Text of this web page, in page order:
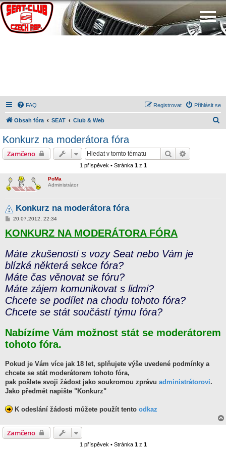
FAQ Přihlásit se
Registrovat
Obsah fóra SEAT Club & Web
Konkurz na moderátora fóra
Zamčeno Hledat
1 příspěvek • Stránka 1z 1
PoMa
Administrátor
Konkurz na moderátora fóra
P
í
s
v
e
k
20.07.2012, 22:34
KONKURZ NA MODERÁTORA FÓRA
Máte zkušenosti s vozy Seat nebo Vám je
blízká některá sekce fóra?
Máte čas věnovat se fóru?
Máte zájem komunikovat s lidmi?
Chcete se podílet na chodu tohoto fóra?
Chcete se stát součástí týmu fóra?
Nabízíme Vám možnost stát se moderátorem
tohoto fóra.
Pokud je Vám více jak 18 let, splňujete výše uvedené podmínky a
chcete se stát moderátorem tohoto fóra,
pak pošlete svoji žádost jako soukromou zprávu administrátorovi.
Jako předmět napište "Konkurz"
K odeslání žádosti můžete použít tento odkaz
Zamčeno
1 příspěvek • Stránka 1z 1